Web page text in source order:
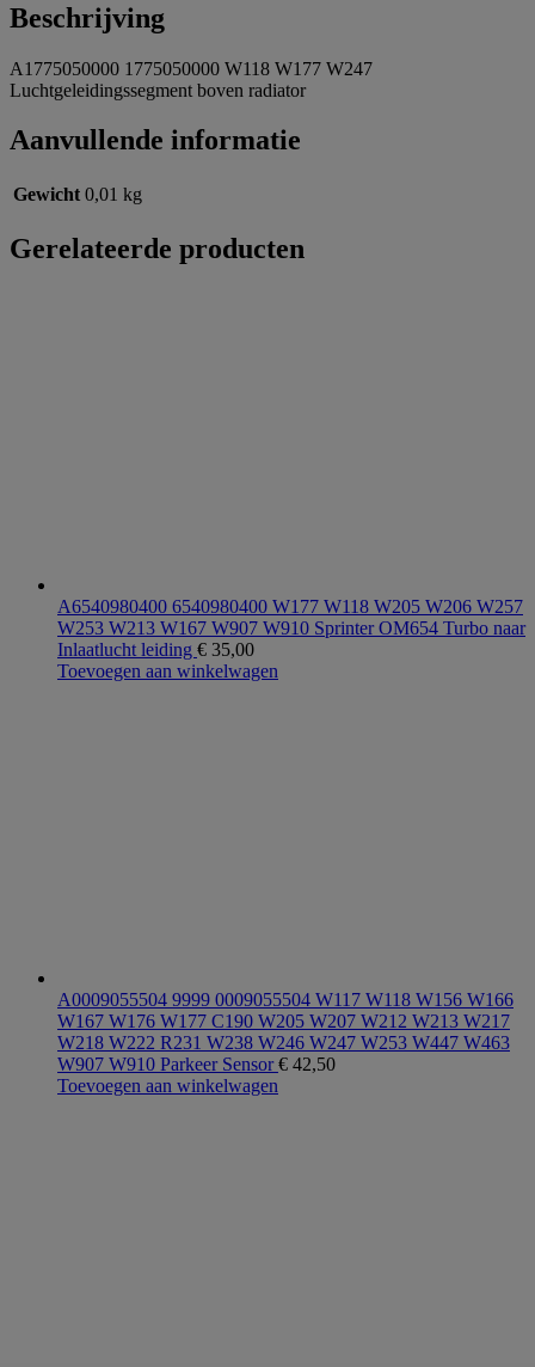
Beschrijving
A1775050000 1775050000 W118 W177 W247
Luchtgeleidingssegment boven radiator
Aanvullende informatie
Gewicht 0,01 kg
Gerelateerde producten
A6540980400 6540980400 W177 W118 W205 W206 W257
W253 W213 W167 W907 W910 Sprinter OM654 Turbo naar
Inlaatlucht leiding € 35,00
Toevoegen aan winkelwagen
A0009055504 9999 0009055504 W117 W118 W156 W166
W167 W176 W177 C190 W205 W207 W212 W213 W217
W218 W222 R231 W238 W246 W247 W253 W447 W463
W907 W910 Parkeer Sensor€ 42,50
Toevoegen aan winkelwagen